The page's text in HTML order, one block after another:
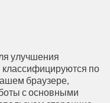
улучшения
по
браузере,
с основными